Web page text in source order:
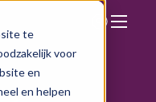
te
voor
en
en helpen